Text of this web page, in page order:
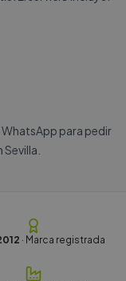
WhatsApp para pedir
· Marca registrada